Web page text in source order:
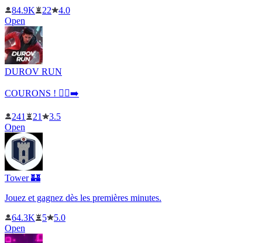
84.9K
22
4.0
Open
DUROV RUN
COURONS ! 🏃‍♂️➡️
241 21
3.5
Open
Tower 🏰
Jouez et gagnez dès les premières minutes.
64.3K
5
5.0
Open